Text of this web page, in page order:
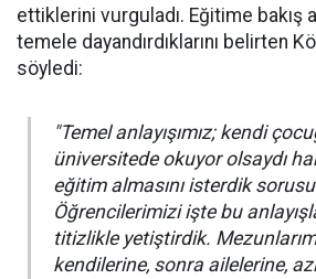
ettiklerini vurguladı. Eğitime bakış
temele dayandırdıklarını belirten
söyledi:
"Temel anlayışımız; kendi
üniversitede okuyor olsaydı
eğitim almasını isterdik
Öğrencilerimizi işte bu
titizlikle yetiştirdik.
kendilerine, sonra ailelerine,